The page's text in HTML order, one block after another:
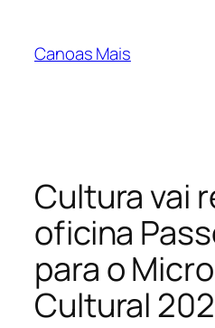
Canoas Mais
Cultura vai
oficina
para o
Cultural